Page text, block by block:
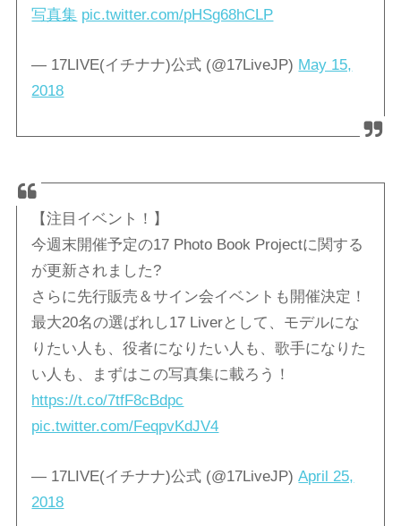
写真集 pic.twitter.com/pHSg68hCLP
— 17LIVE(イチナナ)公式 (@17LiveJP) May 15,
2018
【注目イベント！】
今週末開催予定の17 Photo Book Projectに関する
が更新されました?
さらに先行販売＆サイン会イベントも開催決定！
最大20名の選ばれし17 Liverとして、モデルにな
りたい人も、役者になりたい人も、歌手になりた
い人も、まずはこの写真集に載ろう！
https://t.co/7tfF8cBdpc
pic.twitter.com/FeqpvKdJV4
— 17LIVE(イチナナ)公式 (@17LiveJP)April 25,
2018